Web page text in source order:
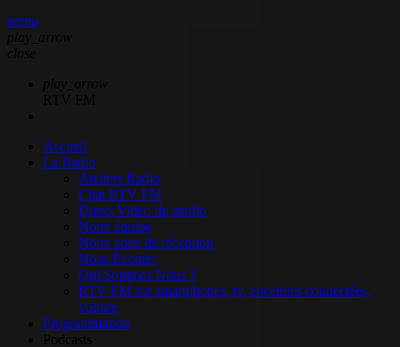
menu
Accueil
La Radio
Ateliers Radio
Chat RTV FM
Direct Video du studio
Notre équipe
Notre zone de réception
Nous Écouter
Qui Sommes Nous ?
RTV FM sur smartphones, tv, enceintes connectées,
voiture
Programmation